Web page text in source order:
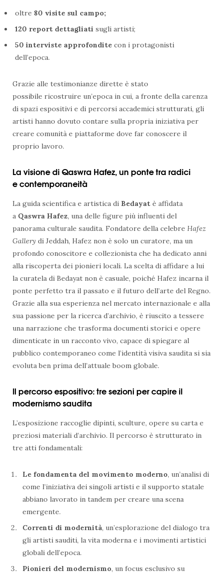
oltre 80 visite sul campo;
120 report dettagliati sugli artisti;
50 interviste approfondite con i protagonisti
dell’epoca.
Grazie alle testimonianze dirette è stato
possibile ricostruire un’epoca in cui, a fronte della carenza
di spazi espositivi e di percorsi accademici strutturati, gli
artisti hanno dovuto contare sulla propria iniziativa per
creare comunità e piattaforme dove far conoscere il
proprio lavoro.
La visione di Qaswra Hafez, un ponte tra radici
e contemporaneità
La guida scientifica e artistica di Bedayat è affidata
a Qaswra Hafez, una delle figure più influenti del
panorama culturale saudita. Fondatore della celebre Hafez
Gallery di Jeddah, Hafez non è solo un curatore, ma un
profondo conoscitore e collezionista che ha dedicato anni
alla riscoperta dei pionieri locali. La scelta di affidare a lui
la curatela di Bedayat non è casuale, poiché Hafez incarna il
ponte perfetto tra il passato e il futuro dell’arte del Regno.
Grazie alla sua esperienza nel mercato internazionale e alla
sua passione per la ricerca d’archivio, è riuscito a tessere
una narrazione che trasforma documenti storici e opere
dimenticate in un racconto vivo, capace di spiegare al
pubblico contemporaneo come l’identità visiva saudita si sia
evoluta ben prima dell’attuale boom globale.
Il percorso espositivo: tre sezioni per capire il
modernismo saudita
L’esposizione raccoglie dipinti, sculture, opere su carta e
preziosi materiali d’archivio. Il percorso è strutturato in
tre atti fondamentali:
Le fondamenta del movimento moderno, un’analisi di
come l’iniziativa dei singoli artisti e il supporto statale
abbiano lavorato in tandem per creare una scena
emergente.
Correnti di modernità, un’esplorazione del dialogo tra
gli artisti sauditi, la vita moderna e i movimenti artistici
globali dell’epoca.
Pionieri del modernismo, un focus esclusivo su